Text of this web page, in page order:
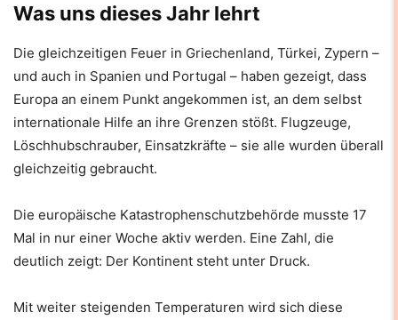
Was uns dieses Jahr lehrt
Die gleichzeitigen Feuer in Griechenland, Türkei, Zypern –
und auch in Spanien und Portugal – haben gezeigt, dass
Europa an einem Punkt angekommen ist, an dem selbst
internationale Hilfe an ihre Grenzen stößt. Flugzeuge,
Löschhubschrauber, Einsatzkräfte – sie alle wurden überall
gleichzeitig gebraucht.
Die europäische Katastrophenschutzbehörde musste 17
Mal in nur einer Woche aktiv werden. Eine Zahl, die
deutlich zeigt: Der Kontinent steht unter Druck.
Mit weiter steigenden Temperaturen wird sich diese